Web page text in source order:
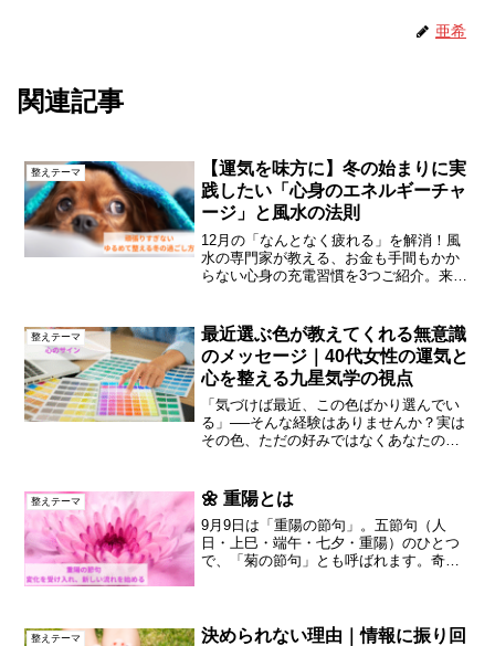
亜希
関連記事
整えテーマ
【運気を味方に】冬の始まりに実
践したい「心身のエネルギーチャ
ージ」と風水の法則
12月の「なんとなく疲れる」を解消！風
水の専門家が教える、お金も手間もかか
らない心身の充電習慣を3つご紹介。来た
整えテーマ
最近選ぶ色が教えてくれる無意識
のメッセージ｜40代女性の運気と
心を整える九星気学の視点
「気づけば最近、この色ばかり選んでい
る」──そんな経験はありませんか？実は
その色、ただの好みではなくあなたの無
運気は「気の流れ」に影響を受けます。
色もまたエネルギーを持...
整えテーマ 🌼 重陽とは
9月9日は「重陽の節句」。五節句（人
日・上巳・端午・七夕・重陽）のひとつ
で、「菊の節句」とも呼ばれます。奇数
息災と長寿を願う行事」と...
整えテーマ
決められない理由｜情報に振り回